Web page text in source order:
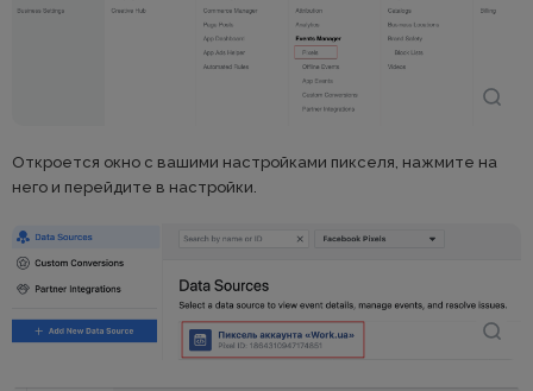
Откроется окно с вашими настройками пикселя, нажмите на
него и перейдите в настройки.